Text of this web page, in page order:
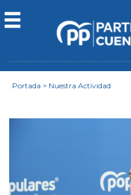
Portada > Nuestra Actividad